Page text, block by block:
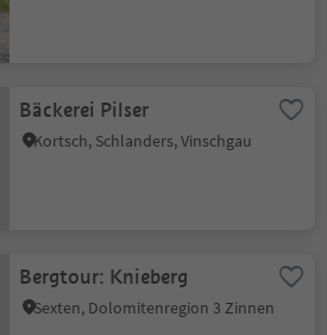
Bäckerei Pilser
Kortsch, Schlanders, Vinschgau
Bergtour: Knieberg
Sexten, Dolomitenregion 3 Zinnen